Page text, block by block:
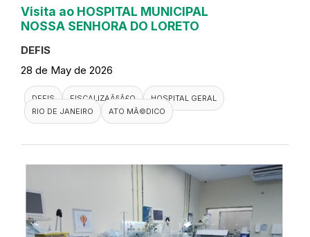
Visita ao HOSPITAL MUNICIPAL
NOSSA SENHORA DO LORETO
DEFIS
28 de May de 2026
DEFIS FISCALIZAÃ§Ã£O
HOSPITAL GERAL
RIO DE JANEIRO
ATO MÃ©DICO